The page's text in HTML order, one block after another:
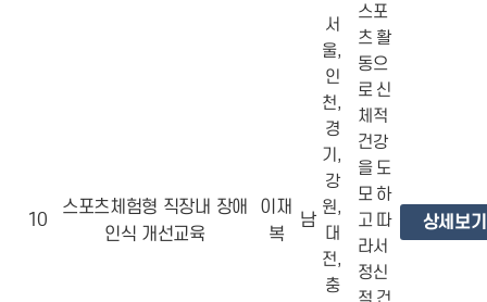
10
스포츠체험형 직장내 장애
인식 개선교육
이재
복
남
서
울,
인
천,
경
기,
강
원,
대
전,
충
스포
츠 활
동으
로 신
체적
건강
을 도
모 하
고 따
라서
정신
상세보기